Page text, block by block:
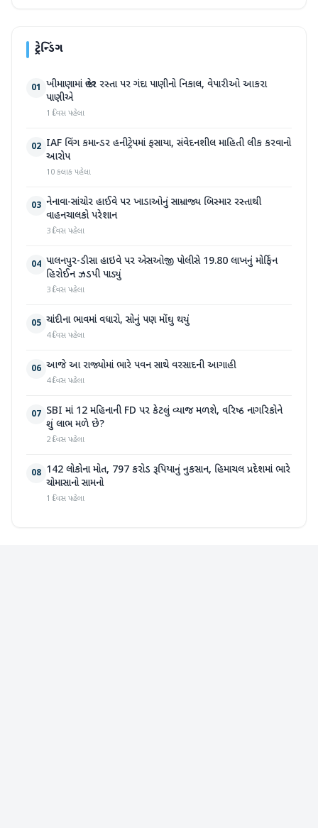
ટ્રેન્ડિંગ
01 ખીમાણામાં જાહેર રસ્તા પર ગંદા પાણીનો નિકાલ, વેપારીઓ આકરા
પાણીએ
1 દિવસ પહેલા
02 IAF વિંગ કમાન્ડર હનીટ્રેપમાં ફસાયા, સંવેદનશીલ માહિતી લીક કરવાનો
આરોપ
10 કલાક પહેલા
03 નેનાવા-સાંચોર હાઈવે પર ખાડાઓનું સામ્રાજ્ય બિસ્માર રસ્તાથી
વાહનચાલકો પરેશાન
3 દિવસ પહેલા
04 પાલનપુર-ડીસા હાઇવે પર એસઓજી પોલીસે 19.80 લાખનું મોર્ફિન
હિરોઈન ઝડપી પાડ્યું
3 દિવસ પહેલા
05 ચાંદીના ભાવમાં વધારો, સોનું પણ મોંઘુ થયું
4 દિવસ પહેલા
06 આજે આ રાજ્યોમાં ભારે પવન સાથે વરસાદની આગાહી
4 દિવસ પહેલા
07 SBI માં 12 મહિનાની FD પર કેટલું વ્યાજ મળશે, વરિષ્ઠ નાગરિકોને
શું લાભ મળે છે?
2 દિવસ પહેલા
08 142 લોકોના મોત, 797 કરોડ રૂપિયાનું નુકસાન, હિમાચલ પ્રદેશમાં ભારે
ચોમાસાનો સામનો
1 દિવસ પહેલા